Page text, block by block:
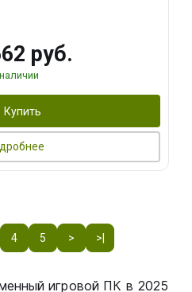
руб.
Купить
4 5 > >|
игровой ПК в 2025